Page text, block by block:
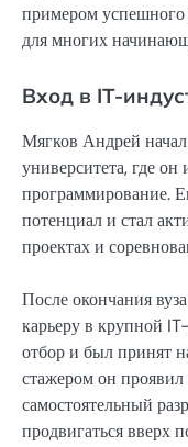
примером успешного
для многих
Вход в IT-
Мягков Андрей
университета, где
программирование.
потенциал и стал
проектах и
После окончания
карьеру в крупной
отбор и был принят
стажером он
самостоятельный
продвигаться вверх